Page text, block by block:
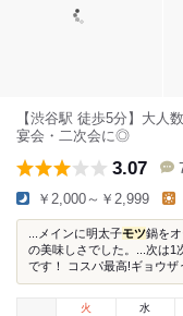
【渋谷駅 徒歩5分】大人
宴会・二次会に◎
3.07
￥2,000～￥2,999
...メインに明太子モツ鍋を
の美味しさでした。...次は1
です！ コスパ最高!ギョウザ
火
水